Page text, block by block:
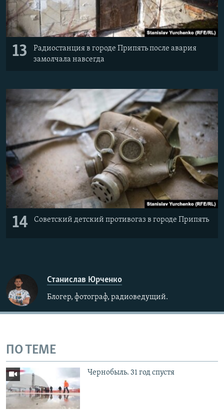
13
Радиостанция в городе Припять после авария
замолчала навсегда
14 Советский детский противогаз в городе Припять
Станислав Юрченко
Блогер, фотограф, радиоведущий.
ПО ТЕМЕ
Чернобыль. 31 год спустя